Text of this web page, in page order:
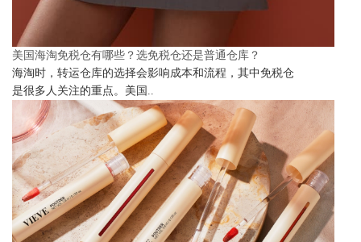
美国海淘免税仓有哪些？选免税仓还是普通仓库？
海淘时，转运仓库的选择会影响成本和流程，其中免税仓
是很多人关注的重点。美国..